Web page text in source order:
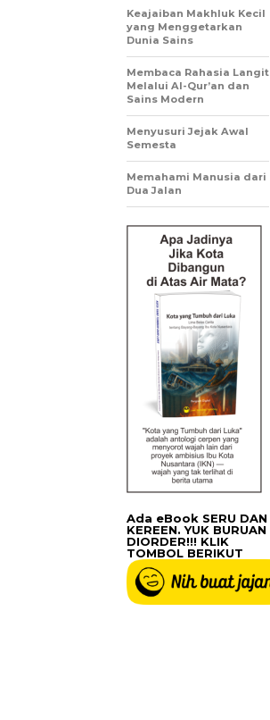
Keajaiban Makhluk Kecil
yang Menggetarkan
Dunia Sains
Membaca Rahasia Langit
Melalui Al-Qur’an dan
Sains Modern
Menyusuri Jejak Awal
Semesta
Memahami Manusia dari
Dua Jalan
Ada eBook SERU DAN
KEREEN. YUK BURUAN
DIORDER!!! KLIK
TOMBOL BERIKUT